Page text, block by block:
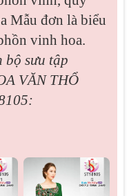
Mẫu đơn là biểu
vinh hoa.
bộ sưu tập
VĂN THỔ